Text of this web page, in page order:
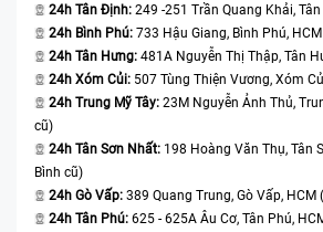
24h Tân Định: 249 -251 Trần Quang Khải,
24h Bình Phú: 733 Hậu Giang, Bình Phú,
24h Tân Hưng: 481A Nguyễn Thị Thập, Tân
24h Xóm Củi: 507 Tùng Thiện Vương, Xóm
24h Trung Mỹ Tây: 23M Nguyễn Ảnh Thủ,
cũ)
24h Tân Sơn Nhất: 198 Hoàng Văn Thụ, Tân
Bình cũ)
24h Gò Vấp: 389 Quang Trung, Gò Vấp, HCM
24h Tân Phú: 625 - 625A Âu Cơ, Tân Phú,